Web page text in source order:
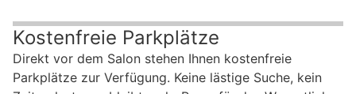
Kostenfreie Parkplätze
Direkt vor dem Salon stehen Ihnen kostenfreie
Parkplätze zur Verfügung. Keine lästige Suche, kein